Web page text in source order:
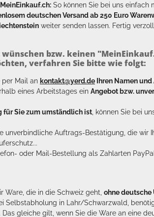
So können Sie bei uns einfach
deutschen Versand ab 250 Euro
weiter senden lassen. Fertig
wünschen bzw. keinen
verfahren Sie bitte wie folgt:
per Mail an kontakt@yerd.de Ihren Namen
eines Arbeitstages ein Angebot bzw.
für Sie zum umständlich ist , können Sie bei
unverbindliche Auftrags-Bestätigung, die
oder Mail-Bestellung als Zahlarten
Ware, die in die Schweiz geht, ohne deutsche
Selbstabholung in Lahr/Schwarzwald,
gleiche gilt, wenn Sie die Ware an eine